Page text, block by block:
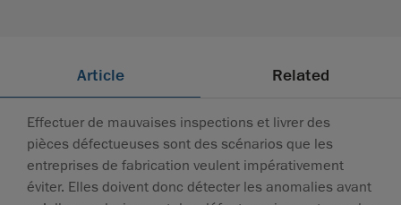
Article Related
Effectuer de mauvaises inspections et livrer des
pièces défectueuses sont des scénarios que les
entreprises de fabrication veulent impérativement
éviter. Elles doivent donc détecter les anomalies avant